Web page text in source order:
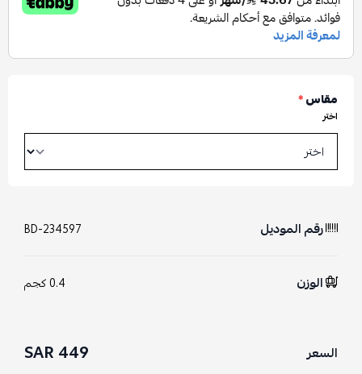
مقاس*
اختر
رقم الموديل BD-234597
الوزن 0.4 كجم
السعر 449 SAR